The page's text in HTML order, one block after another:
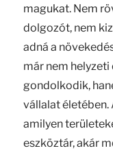
magukat. Nem
dolgozót, nem
adná a
már nem helyzeti
gondolkodik,
vállalat
amilyen
eszköztár, akár